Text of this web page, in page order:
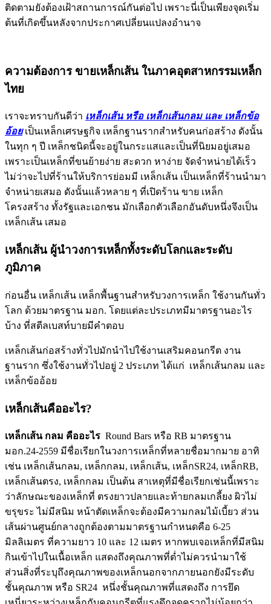
ติดตามยังต้องเฝ้าสถานการณ์กันต่อไป เพราะนี่เป็นเพียงจุดเริ่ม
ต้นที่เกิดขึ้นหลังจากประกาศเปลี่ยนแปลงอำนาจ
ความต้องการ ขายเหล็กเส้น ในภาคอุตสาหกรรมเหล็ก
ไทย
เราจะทราบกันดีว่า เหล็กเส้น หรือ เหล็กเส้นกลม และ เหล็กข้อ
อ้อยเป็นเหล็กเศรษฐกิจ เหล็กฐานรากสำหรับคนก่อสร้าง ดังนั้น
ในทุก ๆ ปี เหล็กชนิดนี้จะอยู่ในกระแสและเป็นที่นิยมอยู่เสมอ
เพราะเป็นเหล็กที่ขนย้ายง่าย สะดวก หาง่าย จัดจำหน่ายได้เร็ว
ไม่ว่าจะไปที่ร้านให้บริการย่อมมี เหล็กเส้น เป็นเหล็กที่ร้านนำมา
จำหน่ายเสมอ ดังนั้นแล้วหลาย ๆ ที่เปิดร้าน ขาย เหล็ก
โครงสร้าง ทั้งรัฐและเอกชน มักเลือกตัวเลือกอันดับหนึ่งจึงเป็น
เหล็กเส้น เสมอ
เหล็กเส้น ผู้นำวงการเหล็กทั้งระดับโลกและระดับ
ภูมิภาค
ก่อนอื่น เหล็กเส้น เหล็กพื้นฐานสำหรับวงการเหล็ก ใช้งานกันทั่ว
โลก ด้วยมาตรฐาน มอก. โดยแต่ละประเภทมีมาตรฐานอะไร
บ้าง ที่สตีลเบสท์บายมีคำตอบ
เหล็กเส้นก่อสร้างทั่วไปมักนำไปใช้งานเสริมคอนกรีต งาน
ฐานราก ซึ่งใช้งานทั่วไปอยู่ 2 ประเภท ได้แก่ เหล็กเส้นกลม และ
เหล็กข้ออ้อย
เหล็กเส้นคืออะไร?
เหล็กเส้น กลม คืออะไร Round Bars หรือ RB มาตรฐาน
มอก.24-2559 มีชื่อเรียกในวงการเหล็กที่หลายชื่อมากมาย อาทิ
เช่น เหล็กเส้นกลม, เหล็กกลม, เหล็กเส้น, เหล็กSR24, เหล็กRB,
เหล็กเส้นตรง, เหล็กกลม เป็นต้น สาเหตุที่มีชื่อเรียกเช่นนี้เพราะ
ว่าลักษณะของเหล็กที่ ตรงยาวปลายและท้ายกลมเกลี้ยง ผิวไม่
ขรุขระ ไม่มีสนิม หน้าตัดเหล็กจะต้องมีความกลมไม้เบี้ยว ส่วน
เส้นผ่านศูนย์กลางถูกต้องตามมาตรฐานกำหนดคือ 6-25
มิลลิเมตร ที่ความยาว 10 และ 12 เมตร หากพบเจอเหล็กที่มีสนิม
กินเข้าไปในเนื้อเหล็ก แสดงถึงคุณภาพที่ต่ำไม่ควรนำมาใช้
ส่วนสิ่งที่ระบุถึงคุณภาพของเหล็กนอกจากภายนอกยังมีระดับ
ชั้นคุณภาพ หรือ SR24 หนึ่งชั้นคุณภาพที่แสดงถึง การยึด